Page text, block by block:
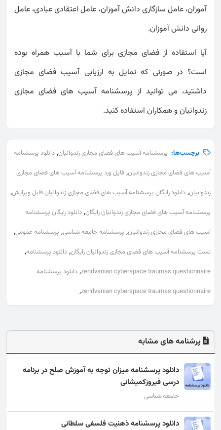
آموزان، عامل سازگاری دانش آموزان، عامل اعتقادی عبادی، عامل
روانی دانش آموزان.
آیا استفاده از فضای مجازی برای شما با آسیب همراه بوده
است؟ در صورتی که تمایل به ارزیابی آسیب فضای مجازی
داشتید، می توانید از پرسشنامه آسیب های فضای مجازی
زندوانیان و همکاران استفاده کنید.
برچسب‌ها: پرسشنامه آسیب های فضای مجازی زندوانیان, دانلود پرسشنامه
آسیب های فضای مجازی زندوانیان, فایل ورد پرسشنامه آسیب های فضای مجازی
زندوانیان, دانلود رایگان پرسشنامه آسیب های فضای مجازی زندوانیان قابل ویرایش,
پرسشنامه آسیب های فضای مجازی زندوانیان رایگان, دانلود رایگان پرسشنامه
آسیب های فضای مجازی زندوانیان, پرسشنامه جامعه شناسی, پرسشنامه عمومی,
تست پرسشنامه آسیب های فضای مجازی زندوانیان رایگان, دانلود پرسشنامه,
zendvanian cyberspace traumas questionnaire
, دانلود پرسشنامه
zendvanian cyberspace traumas questionnaire
,
پرشنامه های مشابه
دانلود پرسشنامه میزان توجه به آموزش صلح در برنامه
درسی فیروزکمیشانی
جامعه شناسی
دانلود پرسشنامه ذهنیت فلسفی سلطانی